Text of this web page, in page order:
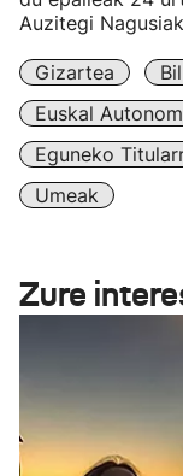
Auzitegi
Gizartea
Euskal
Eguneko
Umeak
Zure